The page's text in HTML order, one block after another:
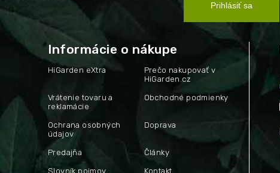
Prihlásiť sa
Informácie o nákupe
HiGarden eXtra
Prečo nakupovať v
HiGarden.cz
Vrátenie tovaru a
reklamácie
Obchodné podmienky
Ochrana osobných
údajov
Doprava
Predajňa Články
Slovník pojmov Kontakt